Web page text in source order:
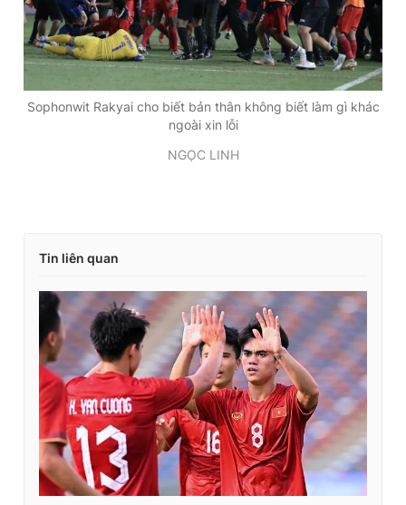
Sophonwit Rakyai cho biết bản thân không biết làm gì khác
ngoài xin lỗi
NGỌC LINH
Tin liên quan